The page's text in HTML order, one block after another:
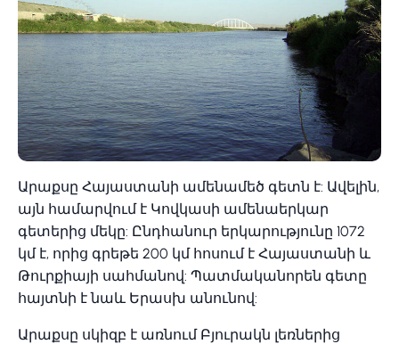
Արաքսը Հայաստանի ամենամեծ գետն է: Ավելին,
այն համարվում է Կովկասի ամենաերկար
գետերից մեկը: Ընդհանուր երկարությունը 1072
կմ է, որից գրեթե 200 կմ հոսում է Հայաստանի և
Թուրքիայի սահմանով: Պատմականորեն գետը
հայտնի է նաև Երասխ անունով:
Արաքսը սկիզբ է առնում Բյուրակն լեռներից